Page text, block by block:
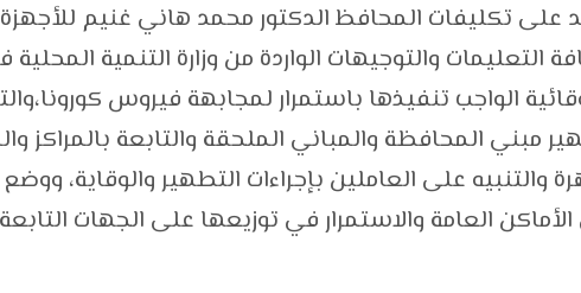
على تكليفات المحافظ الدكتور محمد هاني غنيم للأجهزة
التعليمات والتوجيهات الواردة من وزارة التنمية المحلية
الواجب تنفيذها باستمرار لمجابهة فيروس
مبني المحافظة والمباني الملحقة والتابعة بالمراكز
على العاملين بإجراءات التطهير والوقاية، ووضع
العامة والاستمرار في توزيعها على الجهات التابعة